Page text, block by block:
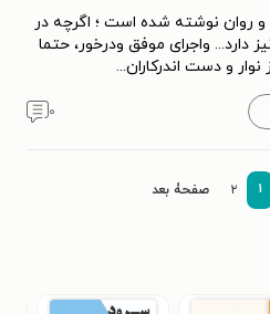
روان نوشته شده است ؛ اگرچه در
دارد... واجرای موفق ودرخور، حتما
و دست اندرکاران...
۰
۱ ۲ صفحۀ بعد